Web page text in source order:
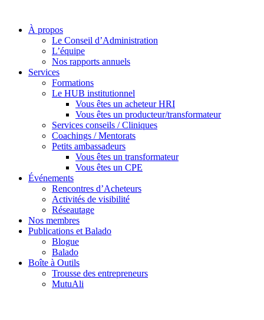
À propos
Le Conseil d’Administration
L’équipe
Nos rapports annuels
Services
Formations
Le HUB institutionnel
Vous êtes un acheteur HRI
Vous êtes un producteur/transformateur
Services conseils / Cliniques
Coachings / Mentorats
Petits ambassadeurs
Vous êtes un transformateur
Vous êtes un CPE
Événements
Rencontres d’Acheteurs
Activités de visibilité
Réseautage
Nos membres
Publications et Balado
Blogue
Balado
Boîte à Outils
Trousse des entrepreneurs
MutuAli